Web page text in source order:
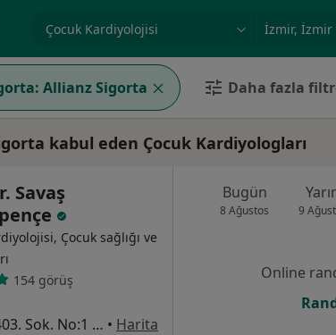
Uzmanlık, ilgi alanı ve hastalık, isimörnek:
Allianz Sigorta Daha fazla
kabul eden Çocuk Kardiyologları
Savaş
Çocuk sağlığı ve
154 görüş
Mimar Sinan Mahallesi 1403. Sok. No:1 Kat: 3 D:4 Celardin Suites Alsancak, İzmir • Harita
Bugün
8 Ağustos 9
Online